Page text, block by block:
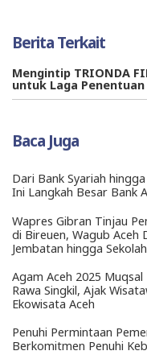
Berita Terkait
Mengintip TRIONDA
untuk Laga Penentuan
Baca Juga
Dari Bank Syariah
Ini Langkah Besar Bank
Wapres Gibran Tinjau
di Bireuen, Wagub Aceh
Jembatan hingga Sekolah
Agam Aceh 2025
Rawa Singkil, Ajak
Ekowisata Aceh
Penuhi Permintaan
Berkomitmen Penuhi